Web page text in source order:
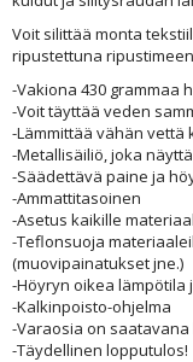
Voit silittää monta
ripustettuna
-Vakiona 430 grammaa
-Voit täyttää veden
-Lämmittää vähän vettä
-Metallisäiliö, joka
-Säädettävä paine ja
-Ammattitasoinen
-Asetus kaikille
-Teflonsuoja
(muovipainatukset jne.)
-Höyryn oikea
-Kalkinpoisto-ohjelma
-Varaosia on
-Täydellinen lopputulos!